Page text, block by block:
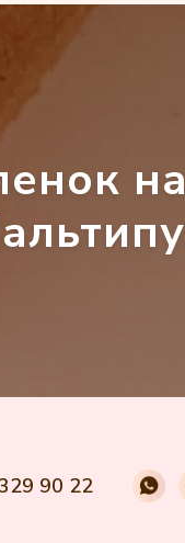
на
90 22